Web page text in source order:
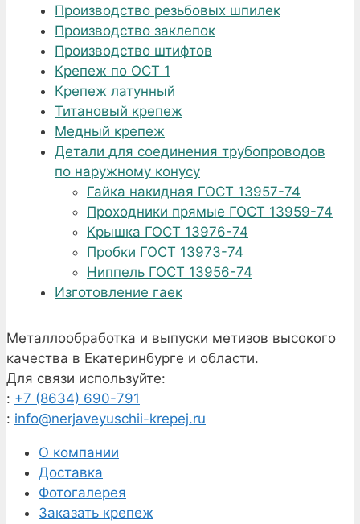
Производство резьбовых шпилек
Производство заклепок
Производство штифтов
Крепеж по ОСТ 1
Крепеж латунный
Титановый крепеж
Медный крепеж
Детали для соединения трубопроводов
по наружному конусу
Гайка накидная ГОСТ 13957-74
Проходники прямые ГОСТ 13959-74
Крышка ГОСТ 13976-74
Пробки ГОСТ 13973-74
Ниппель ГОСТ 13956-74
Изготовление гаек
Металлообработка и выпуски метизов высокого
качества в Екатеринбурге и области.
Для связи используйте:
: +7 (8634) 690-791
: info@nerjaveyuschii-krepej.ru
О компании
Доставка
Фотогалерея
Заказать крепеж